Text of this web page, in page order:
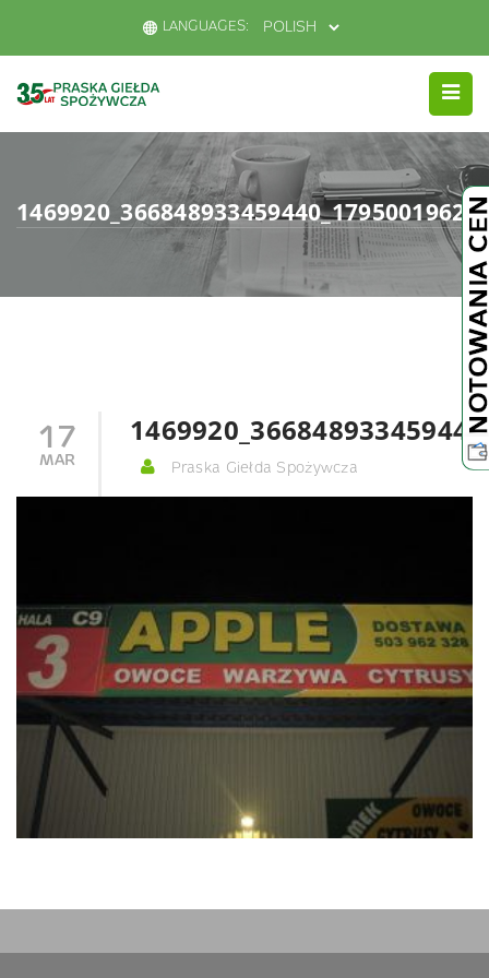
LANGUAGES:
17
MAR
Praska Giełda Spożywcza